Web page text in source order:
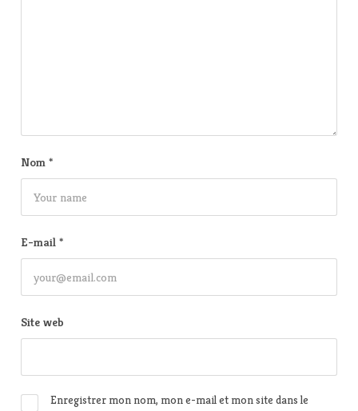
Nom *
E-mail *
Site web
Enregistrer mon nom, mon e-mail et mon site dans le